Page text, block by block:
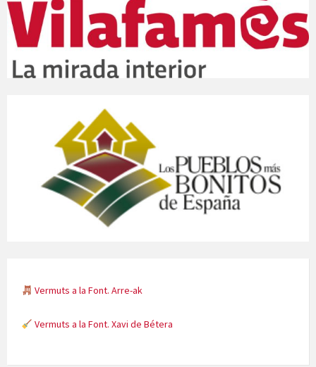
Vermuts a la Font. Arre-ak
Vermuts a la Font. Xavi de Bétera